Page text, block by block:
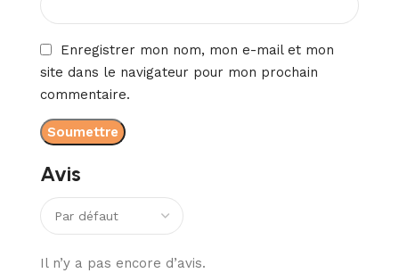
Avis
Il n’y a pas encore d’avis.
Enregistrer mon nom, mon e-mail et mon
site dans le navigateur pour mon prochain
commentaire.